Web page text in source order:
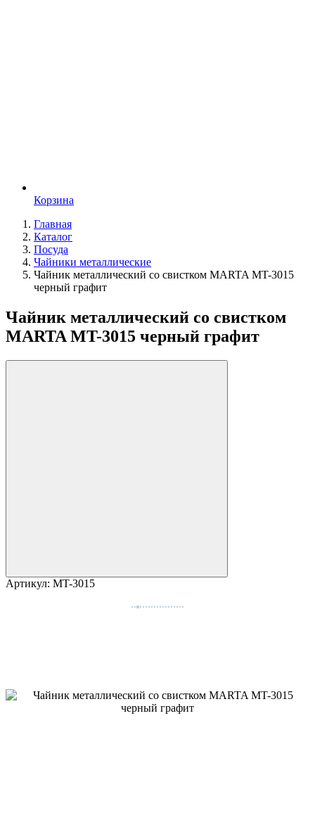
Корзина
Главная
Каталог
Посуда
Чайники металлические
Чайник металлический со свистком MARTA MT-3015
черный графит
Чайник металлический со свистком
MARTA MT-3015 черный графит
Артикул: MT-3015